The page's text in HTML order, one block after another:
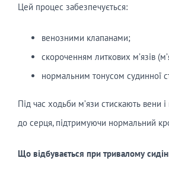
Цей процес забезпечується:
венозними клапанами;
скороченням литкових м’язів
нормальним тонусом судинної
Під час ходьби м’язи стискають вени
до серця, підтримуючи нормальний
Що відбувається при тривалому